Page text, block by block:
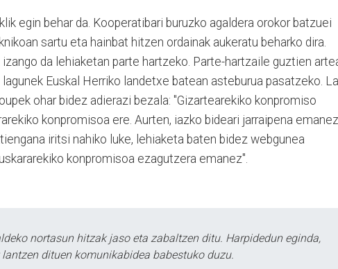
klik egin behar da. Kooperatibari buruzko agaldera orokor batzuei
sartu eta hainbat hitzen ordainak aukeratu beharko dira.
da lehiaketan parte hartzeko. Parte-hartzaile guztien
Euskal Herriko landetxe batean asteburua pasatzeko.
ohar bidez adierazi bezala: "Gizartearekiko konpromiso
konpromisoa ere. Aurten, iazko bideari jarraipena
iritsi nahiko luke, lehiaketa baten bidez webgunea
konpromisoa ezagutzera emanez".
nortasun hitzak jaso eta zabaltzen ditu. Harpidedun eginda,
dituen komunikabidea babestuko duzu.